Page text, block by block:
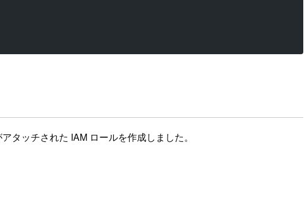
タッチされた IAM ロールを作成しました。